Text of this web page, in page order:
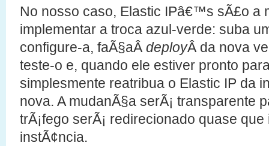
No nosso caso, Elastic IPâ€™s sÃ£o a
implementar a troca azul-verde: suba
configure-a, faÃ§aÂ deployÂ da nova
teste-o e, quando ele estiver pronto
simplesmente reatribua o Elastic IP da
nova. A mudanÃ§a serÃ¡ transparente
trÃ¡fego serÃ¡ redirecionado quase
instÃ¢ncia.